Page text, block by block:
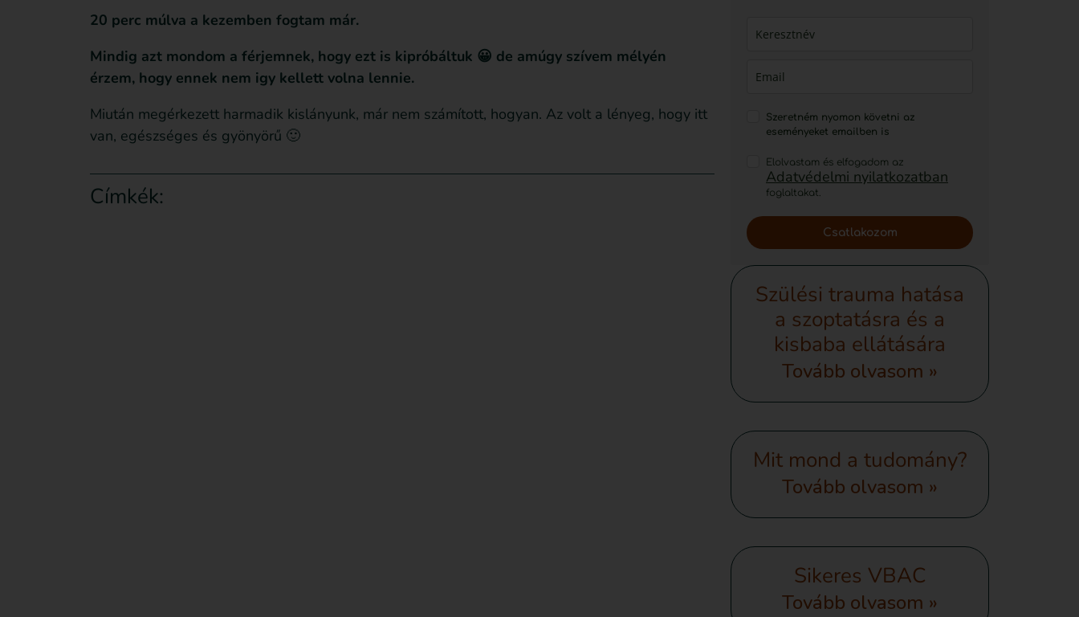
20 perc múlva a kezemben fogtam már.
Mindig azt mondom a férjemnek, hogy ezt is kipróbáltuk 😀 de amúgy szívem mélyén
érzem, hogy ennek nem igy kellett volna lennie.
Miután megérkezett harmadik kislányunk, már nem számított, hogyan. Az volt a lényeg, hogy itt
van, egészséges és gyönyörű 🙂
Címkék:
Szeretném nyomon követni az
eseményeket emailben is
Elolvastam és elfogadom az
Adatvédelmi nyilatkozatban
foglaltakat.
Csatlakozom
Szülési trauma hatása
a szoptatásra és a
kisbaba ellátására
Tovább olvasom »
Mit mond a tudomány?
Tovább olvasom »
Sikeres VBAC
Tovább olvasom »